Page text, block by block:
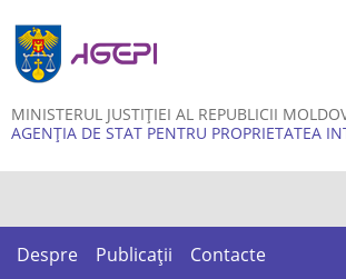
MINISTERUL JUSTIȚIEI AL REPUBLICII
AGENȚIA DE STAT PENTRU PROPRIETATEA
Despre Publicații Contacte